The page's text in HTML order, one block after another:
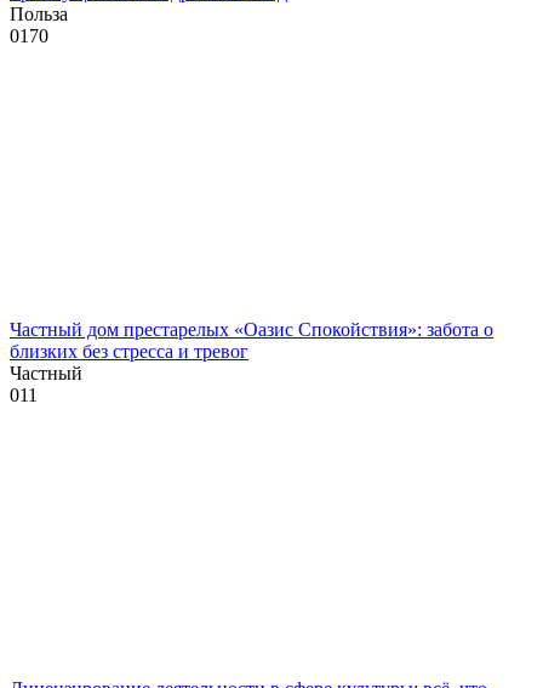
Польза
0170
Частный дом престарелых «Оазис Спокойствия»: забота о
близких без стресса и тревог
Частный
011